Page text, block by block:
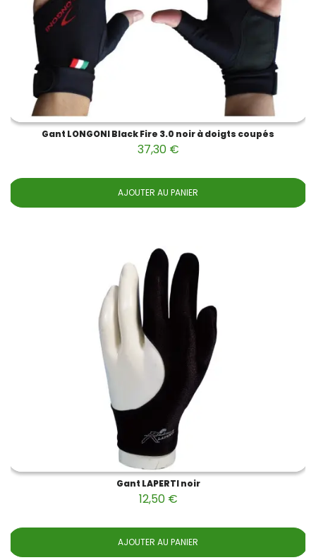
Gant LONGONI Black Fire 3.0 noir à doigts coupés
37,30 €
AJOUTER AU PANIER
Gant LAPERTI noir
12,50 €
AJOUTER AU PANIER